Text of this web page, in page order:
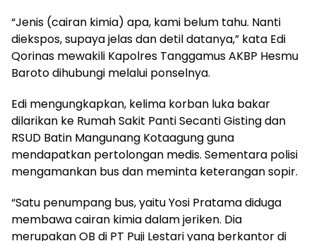
“Jenis (cairan kimia) apa, kami belum tahu. Nanti
diekspos, supaya jelas dan detil datanya,” kata Edi
Qorinas mewakili Kapolres Tanggamus AKBP Hesmu
Baroto dihubungi melalui ponselnya.
Edi mengungkapkan, kelima korban luka bakar
dilarikan ke Rumah Sakit Panti Secanti Gisting dan
RSUD Batin Mangunang Kotaagung guna
mendapatkan pertolongan medis. Sementara polisi
mengamankan bus dan meminta keterangan sopir.
“Satu penumpang bus, yaitu Yosi Pratama diduga
membawa cairan kimia dalam jeriken. Dia
merupakan OB di PT Puji Lestari yang berkantor di